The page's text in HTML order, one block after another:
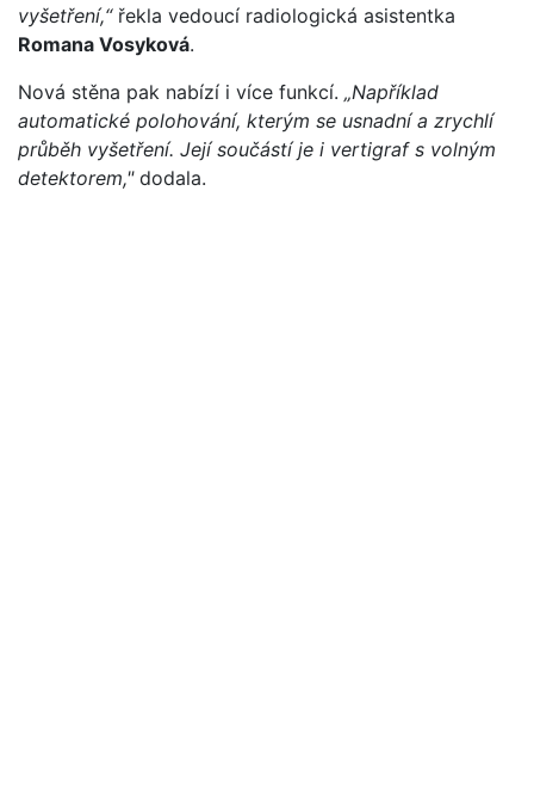
vyšetření,“řekla vedoucí radiologická asistentka
Romana Vosyková.
Nová stěna pak nabízí i více funkcí. „Například
automatické polohování, kterým se usnadní a zrychlí
průběh vyšetření. Její součástí je i vertigraf s volným
detektorem,"dodala.